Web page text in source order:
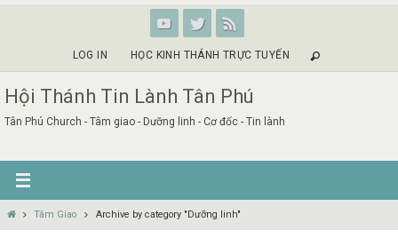
LOG IN HỌC KINH THÁNH TRỰC TUYẾN
Hội Thánh Tin Lành Tân Phú
Tân Phú Church - Tâm giao - Dưỡng linh - Cơ đốc - Tin lành
HomeTâm Giao Archive by category "Dưỡng linh"